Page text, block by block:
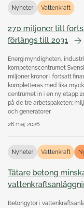
Nyheter Vattenkraft
270 miljoner till
förlängs till 2031
Energimyndigheten,
kompetenscentrumet
miljoner kronor i fortsatt
kompletteras med lika
centrumet in i en ny etapp
på de tre arbetspaketen:
och generatorer.
26 maj 2026
Nyheter Vattenkraft
Tätare betong
Betongytor i